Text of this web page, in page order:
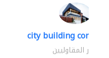
city building
كبار المقاوليين